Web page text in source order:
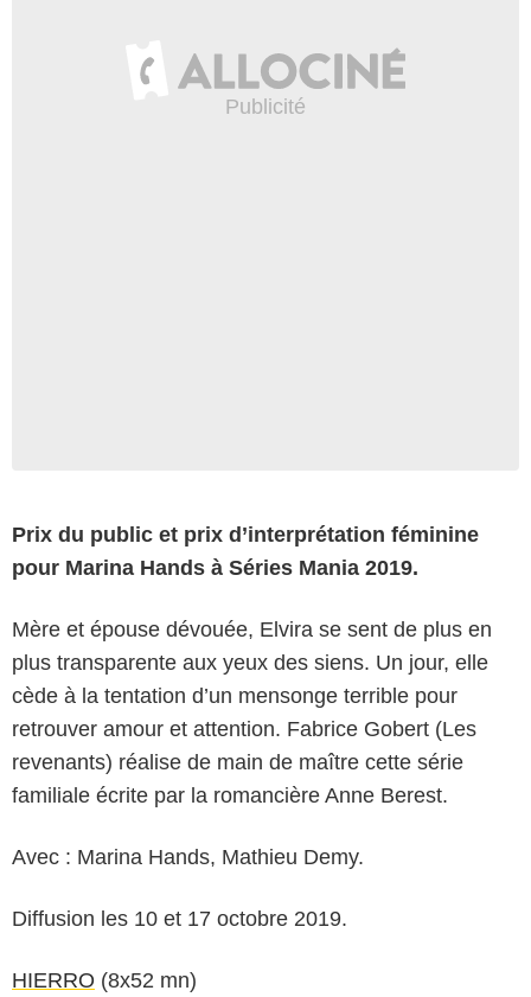
Prix du public et prix d’interprétation féminine
pour Marina Hands à Séries Mania 2019.
Mère et épouse dévouée, Elvira se sent de plus en
plus transparente aux yeux des siens. Un jour, elle
cède à la tentation d’un mensonge terrible pour
retrouver amour et attention. Fabrice Gobert (Les
revenants) réalise de main de maître cette série
familiale écrite par la romancière Anne Berest.
Avec : Marina Hands, Mathieu Demy.
Diffusion les 10 et 17 octobre 2019.
HIERRO (8x52 mn)